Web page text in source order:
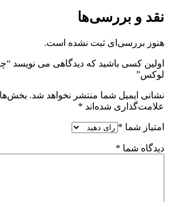
نقد و بررسی‌ها
هنوز بررسی‌ای ثبت نشده است.
اولین کسی باشید که دیدگاهی می نویسد
لوکس”
نشانی ایمیل شما منتشر نخواهد شد.
علامت‌گذاری شده‌اند *
امتیاز شما *
دیدگاه شما *